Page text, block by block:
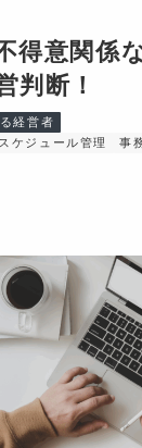
得意関係
判断！
経営者
スケジュール管理 事